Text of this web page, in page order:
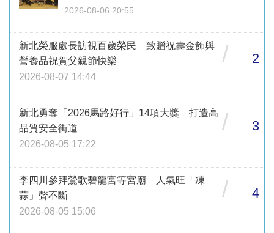
2026-08-06 20:55
新北榮服處長訪視百歲榮民 致贈祝壽金飾與
營養品祝賀父親節快樂
2026-08-07 14:44
/ 2
新北勇奪「2026馬路好行」14項大獎 打造高
品質安全街道
2026-08-05 17:22
/ 3
李四川參拜鶯歌碧龍宮等宮廟 人氣旺「凍
蒜」聲不斷
2026-08-05 15:06
/ 4